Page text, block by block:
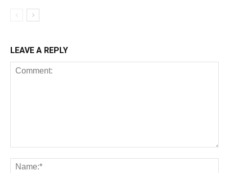
LEAVE A REPLY